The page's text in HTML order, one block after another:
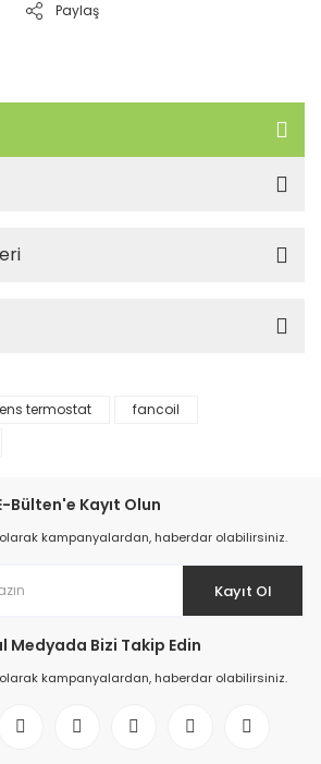
Paylaş
termostat
fancoil
Bülten'e Kayıt Olun
kampanyalardan, haberdar olabilirsiniz.
Kayıt Ol
Medyada Bizi Takip Edin
kampanyalardan, haberdar olabilirsiniz.